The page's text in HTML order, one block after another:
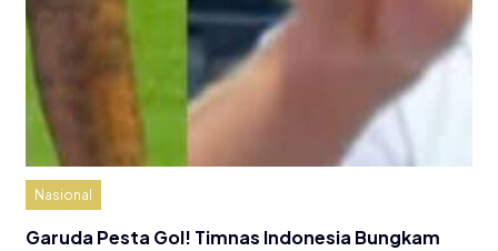
Nasional
Garuda Pesta Gol! Timnas Indonesia Bungkam